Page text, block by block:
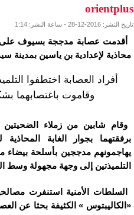
orientplus
تاريخ النشر: 2016-12-28 - ساعة النشر: 1:14
أقدمت عصابة مدججة بسيوف على
محاذية لإعدادية بن ياسين بمدينة
أفراد العصابة اختطفوا
وقاموت باغتصابهما
وقام شابين من زملاء الضحيتين
برفقتهما بجوار الغابة
يهاجمونهم مدججين بأسلحة بيضاء
التلميذتين إلى وجهة مجهولة وسط
السلطات الأمنية استنفرت
«الكاليبتوس » الكثيفة بحثا عن